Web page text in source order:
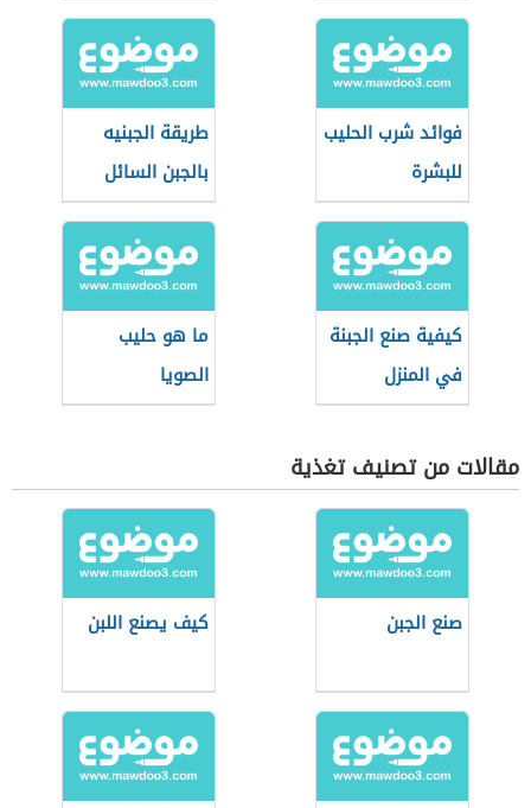
فوائد شرب الحليب
للبشرة
طريقة الجبنيه
بالجبن السائل
كيفية صنع الجبنة
في المنزل
ما هو حليب
الصويا
مقالات من تصنيف تغذية
صنع الجبن كيف يصنع اللبن